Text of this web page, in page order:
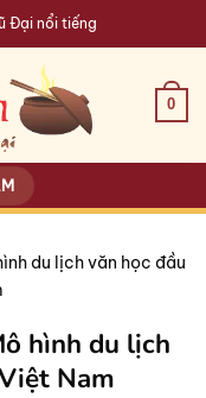
Đại nổi tiếng
0
du lịch văn học đầu
hình du lịch
Nam